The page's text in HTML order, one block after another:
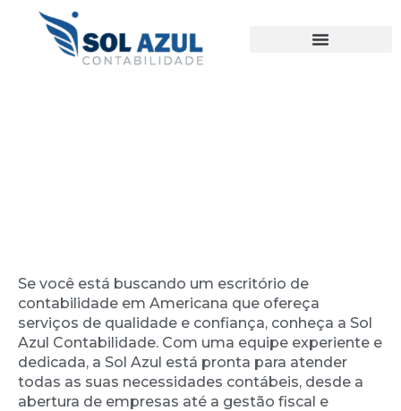
Se você está buscando um escritório de
contabilidade em Americana que ofereça
serviços de qualidade e confiança, conheça a Sol
Azul Contabilidade. Com uma equipe experiente e
dedicada, a Sol Azul está pronta para atender
todas as suas necessidades contábeis, desde a
abertura de empresas até a gestão fiscal e